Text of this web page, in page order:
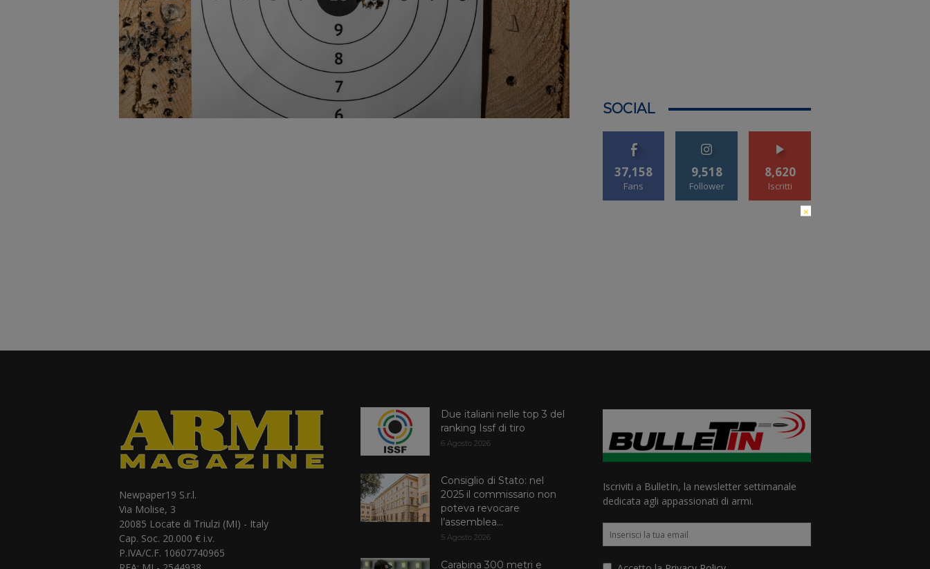
SOCIAL
37,158
Fans
9,518
Follower
8,620
Iscritti
Newpaper19 S.r.l.
Via Molise, 3
20085 Locate di Triulzi (MI) - Italy
Cap. Soc. 20.000 € i.v.
P.IVA/C.F. 10607740965
Due italiani nelle top 3 del
ranking Issf di tiro
6 Agosto 2026
Consiglio di Stato: nel
2025 il commissario non
poteva revocare
l’assemblea...
5 Agosto 2026
Carabina 300 metri e
Iscriviti a BulletIn, la newsletter settimanale
dedicata agli appassionati di armi.
×